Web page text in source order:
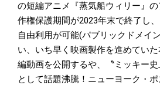
の短編アニメ『蒸気船ウィリー』
作権保護期間が2023年末で終了し
自由利用が可能(パブリックドメイ
い、いち早く映画製作を進めてい
編動画を公開するや、〝ミッキー史
として話題沸騰！ニューヨーク・ポ